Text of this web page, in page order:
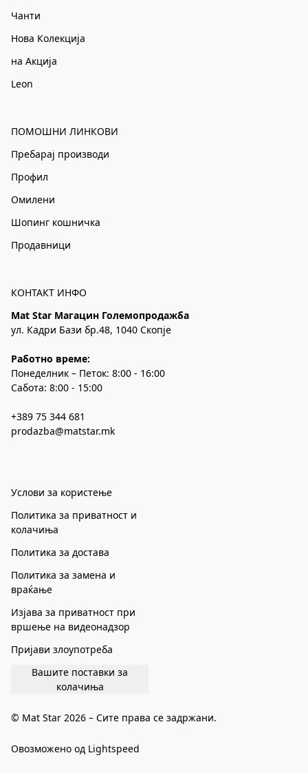
Чанти
Нова Колекција
на Акција
Leon
ПОМОШНИ ЛИНКОВИ
Пребарај производи
Профил
Омилени
Шопинг кошничка
Продавници
КОНТАКТ ИНФО
Mat Star Магацин Големопродажба
ул. Кадри Бази бр.48, 1040 Скопје
Работно време:
Понеделник – Петок: 8:00 - 16:00
Сабота: 8:00 - 15:00
+389 75 344 681
prodazba@matstar.mk
Услови за користење
Политика за приватност и
колачиња
Политика за достава
Политика за замена и
враќање
Изјава за приватност при
вршење на видеонадзор
Пријави злоупотреба
Вашите поставки за
колачиња
© Mat Star 2026 – Сите права се задржани.
Овозможено од Lightspeed